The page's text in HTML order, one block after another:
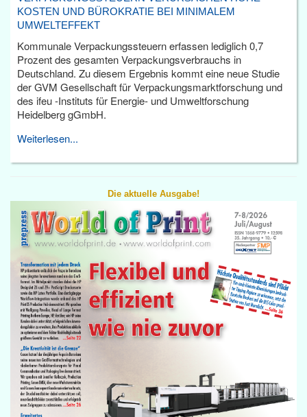
KOSTEN UND BÜROKRATIE BEI MINIMALEM
UMWELTEFFEKT
Kommunale Verpackungssteuern erfassen lediglich 0,7
Prozent des gesamten Verpackungsverbrauchs in
Deutschland. Zu diesem Ergebnis kommt eine neue Studie
der GVM Gesellschaft für Verpackungsmarktforschung und
des ifeu -Instituts für Energie- und Umweltforschung
Heidelberg gGmbH.
Weiterlesen...
Die aktuelle Ausgabe!